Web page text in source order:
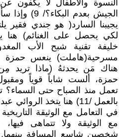
النسوة والأطفال لا يكفون عن
الجيش بعدم
يجيبنا السارد( هو جندي فقير
لكي يحصل على الغنائم) هنا
خليفة تقنية شبح الأب
مسرحية(هاملت) ينعس حمزة
هناك مَن يحدثهُ (ماذا تريد
حمزة، ألست شاباً قوياً
تعمل منذ الصباح حتى السماء؟
بالعمل /11) هنا يتخذ
في التعامل مع الوثيقة
مع الوثيقة ولا تتماهى
شخصين شاسع المسافة